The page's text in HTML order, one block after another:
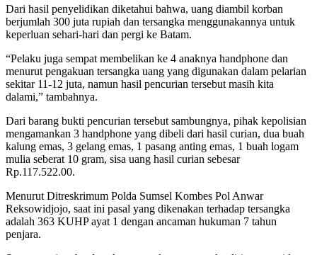
Dari hasil penyelidikan diketahui bahwa, uang diambil korban
berjumlah 300 juta rupiah dan tersangka menggunakannya untuk
keperluan sehari-hari dan pergi ke Batam.
“Pelaku juga sempat membelikan ke 4 anaknya handphone dan
menurut pengakuan tersangka uang yang digunakan dalam pelarian
sekitar 11-12 juta, namun hasil pencurian tersebut masih kita
dalami,” tambahnya.
Dari barang bukti pencurian tersebut sambungnya, pihak kepolisian
mengamankan 3 handphone yang dibeli dari hasil curian, dua buah
kalung emas, 3 gelang emas, 1 pasang anting emas, 1 buah logam
mulia seberat 10 gram, sisa uang hasil curian sebesar
Rp.117.522.00.
Menurut Ditreskrimum Polda Sumsel Kombes Pol Anwar
Reksowidjojo, saat ini pasal yang dikenakan terhadap tersangka
adalah 363 KUHP ayat 1 dengan ancaman hukuman 7 tahun
penjara.